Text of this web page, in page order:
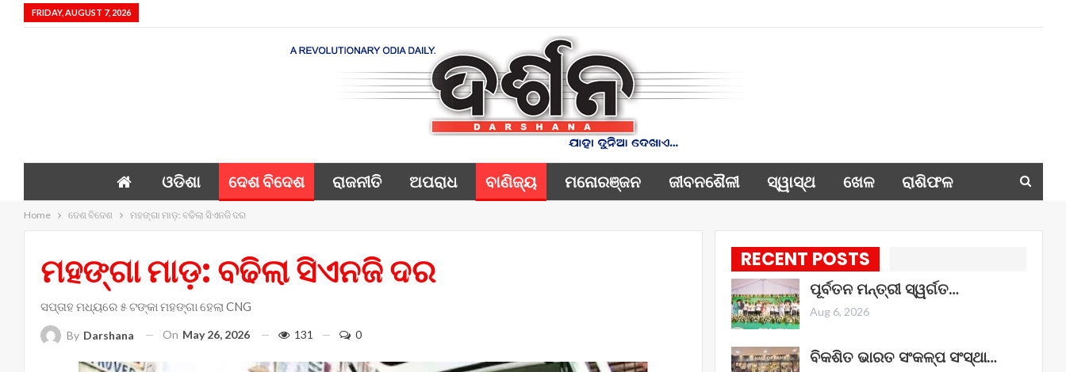
FRIDAY, AUGUST 7, 2026
ଓଡିଶା ଦେଶ ବିଦେଶ ରାଜନୀତି ଅପରାଧ ବାଣିଜ୍ୟ ମନୋରଞ୍ଜନ ଜୀବନଶୈଳୀ ସ୍ୱାସ୍ଥ ଖେଳ ରାଶିଫଳ
Home ଦେଶ ବିଦେଶ ମହଙ୍ଗା ମାଡ଼: ବଢିଲା ସିଏନଜି ଦର
ମହଙ୍ଗା ମାଡ଼: ବଢିଲା ସିଏନଜି ଦର
ସପ୍ତାହ ମଧ୍ୟରେ ୫ ଟଙ୍କା ମହଙ୍ଗା ହେଲା CNG
By Darshana On May 26, 2026 131 0
RECENT POSTS
ପୂର୍ବତନ ମନ୍ତ୍ରୀ ସ୍ୱର୍ଗତ…
Aug 6, 2026
ବିକଶିତ ଭାରତ ସଂକଳ୍ପ ସଂସ୍ଥା…